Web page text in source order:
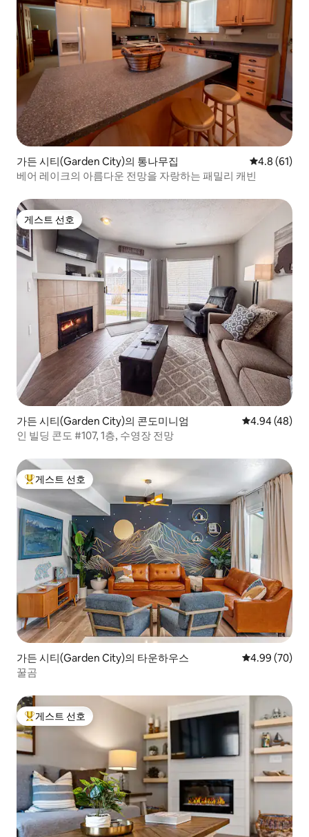
가든 시티(Garden City)의 통나무집 평점 4.8점(5
4.8 (61)
베어 레이크의 아름다운 전망을 자랑하는 패밀리 캐빈
게스트 선호
게스트 선호
가든 시티(Garden City)의 콘도미니엄 평점 4.94점(5
4.94 (48)
인 빌딩 콘도 #107, 1층, 수영장 전망
상위 게스트 선호
게스트 선호
가든 시티(Garden City)의 타운하우스 평점 4.99점(5
4.99 (70)
꿀곰
상위 게스트 선호
게스트 선호